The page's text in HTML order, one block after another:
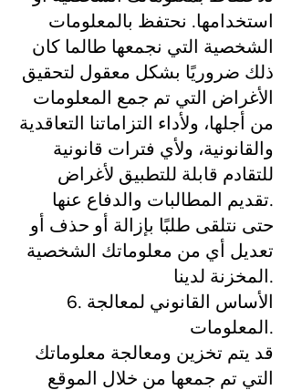
استخدامها. نحتفظ بالمعلومات
الشخصية التي نجمعها طالما كان
ذلك ضروريًا بشكل معقول لتحقيق
الأغراض التي تم جمع المعلومات
من أجلها، ولأداء التزاماتنا التعاقدية
والقانونية، ولأي فترات قانونية
للتقادم قابلة للتطبيق لأغراض
تقديم المطالبات والدفاع عنها.
حتى نتلقى طلبًا بإزالة أو حذف أو
تعديل أي من معلوماتك الشخصية
المخزنة لدينا.
6. الأساس القانوني لمعالجة
المعلومات.
قد يتم تخزين ومعالجة معلوماتك
التي تم جمعها من خلال الموقع